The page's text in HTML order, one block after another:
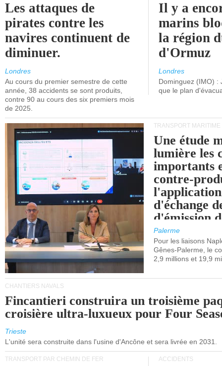
Les attaques de
pirates contre les
navires continuent de
diminuer.
Londres
Au cours du premier semestre de cette
année, 38 accidents se sont produits,
contre 90 au cours des six premiers mois
de 2025.
Il y a
marins
la région
d'Ormuz
Londres
Dominguez (IMO) :
que le plan
TRANSPORT MARITIME
Une étude
lumière les
importants
contre-
d'échange
d'émission
(SEQE-UE)
maritimes
occidentale.
Palerme
Pour les liaisons
Gênes-Palerme, le
2,9 millions et 19,9
CHANTIERS NAVALS
Fincantieri construira un troisième
croisière ultra-luxueux pour Four
Trieste
L'unité sera construite dans l'usine d'Ancône et sera livrée en 2031.
TRANSPORT PAR CHEMIN DE FER ACCIDENTS